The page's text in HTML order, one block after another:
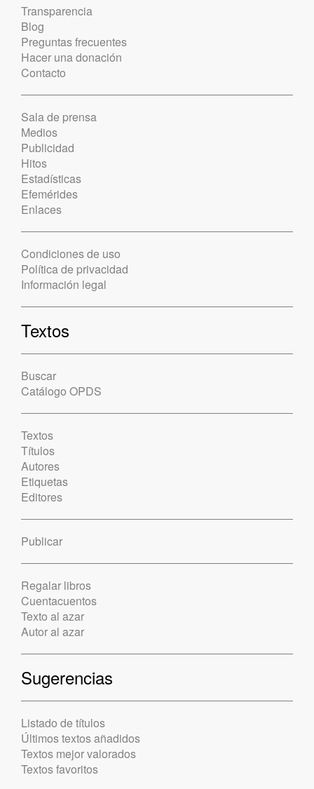
Transparencia
Blog
Preguntas frecuentes
Hacer una donación
Contacto
Sala de prensa
Medios
Publicidad
Hitos
Estadísticas
Efemérides
Enlaces
Condiciones de uso
Política de privacidad
Información legal
Textos
Buscar
Catálogo OPDS
Textos
Títulos
Autores
Etiquetas
Editores
Publicar
Regalar libros
Cuentacuentos
Texto al azar
Autor al azar
Sugerencias
Listado de títulos
Últimos textos añadidos
Textos mejor valorados
Textos favoritos